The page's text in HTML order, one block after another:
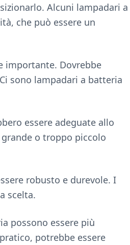
Alcuni lampadari a
che può essere un
importante. Dovrebbe
sono lampadari a batteria
essere adeguate allo
o troppo piccolo
robusto e durevole. I
scelta.
possono essere più
potrebbe essere